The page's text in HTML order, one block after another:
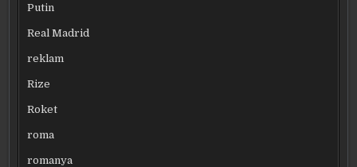
Putin
Real Madrid
reklam
Rize
Roket
roma
romanya